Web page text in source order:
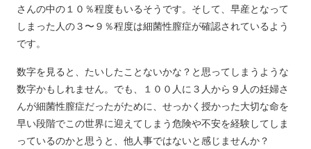
さんの中の１０％程度もいるそうです。そして、早産となって
しまった人の３〜９％程度は細菌性膣症が確認されているよう
です。
数字を見ると、たいしたことないかな？と思ってしまうような
数字かもしれません。でも、１００人に３人から９人の妊婦さ
んが細菌性膣症だったがために、せっかく授かった大切な命を
早い段階でこの世界に迎えてしまう危険や不安を経験してしま
っているのかと思うと、他人事ではないと感じませんか？